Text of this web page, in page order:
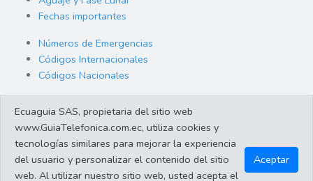
Fechas importantes
Números de Emergencias
Códigos Internacionales
Códigos Nacionales
Cambio de Divisas
Enlaces de interes
Ecuaguia SAS, propietaria del sitio web
www.GuiaTelefonica.com.ec, utiliza cookies y
tecnologías similares para mejorar la experiencia
del usuario y personalizar el contenido del sitio
web. Al utilizar nuestro sitio web, usted acepta el
Aceptar